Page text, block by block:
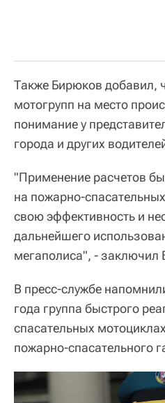
Также Бирюков добавил,
мотогрупп на место
понимание у
города и других
"Применение расчетов
на пожарно-
свою эффективность и
дальнейшего
мегаполиса", - заключил
В пресс-службе
года группа быстрого
спасательных
пожарно-спасательного